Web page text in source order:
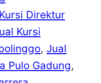
Direktur
Kursi
, Jual
Pulo Gadung